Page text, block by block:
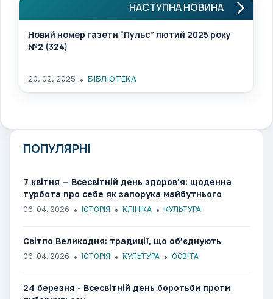
НАСТУПНА НОВИНА
Новий номер газети “Пульс” лютий 2025 року
№2 (324)
20. 02. 2025 БІБЛІОТЕКА
ПОПУЛЯРНІ
7 квітня — Всесвітній день здоров’я: щоденна
турбота про себе як запорука майбутнього
06. 04. 2026 ІСТОРІЯ КЛІНІКА КУЛЬТУРА
Світло Великодня: традиції, що об’єднують
06. 04. 2026 ІСТОРІЯ КУЛЬТУРА ОСВІТА
24 березня - Всесвітній день боротьби проти